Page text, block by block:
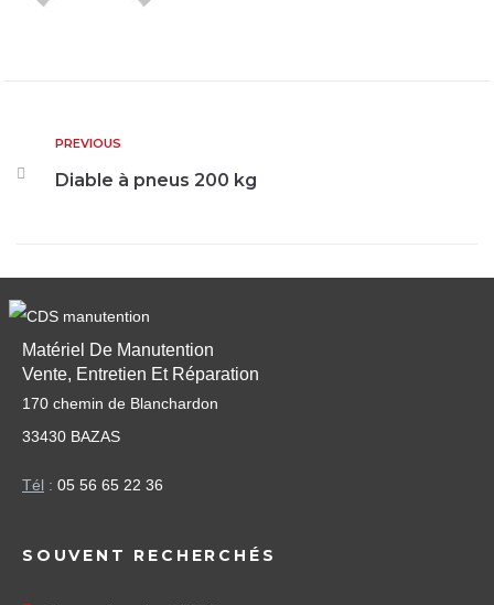
PREVIOUS
Diable à pneus 200 kg
Matériel De Manutention
Vente, Entretien Et Réparation
170 chemin de Blanchardon
33430 BAZAS
Tél : 05 56 65 22 36
SOUVENT RECHERCHÉS